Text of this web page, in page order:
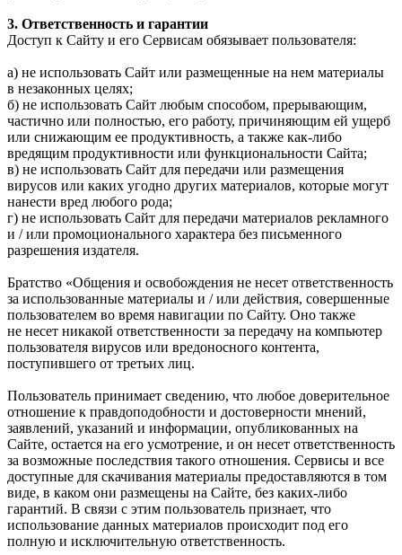
3. Ответственность и гарантии
Доступ к Сайту и его Сервисам обязывает пользователя:
а) не использовать Сайт или размещенные на нем материалы
в незаконных целях;
б) не использовать Сайт любым способом, прерывающим,
частично или полностью, его работу, причиняющим ей ущерб
или снижающим ее продуктивность, а также как-либо
вредящим продуктивности или функциональности Сайта;
в) не использовать Сайт для передачи или размещения
вирусов или каких угодно других материалов, которые могут
нанести вред любого рода;
г) не использовать Сайт для передачи материалов рекламного
и / или промоционального характера без письменного
разрешения издателя.
Братство «Общения и освобождения не несет ответственность
за использованные материалы и / или действия, совершенные
пользователем во время навигации по Сайту. Оно также
не несет никакой ответственности за передачу на компьютер
пользователя вирусов или вредоносного контента,
поступившего от третьих лиц.
Пользователь принимает сведению, что любое доверительное
отношение к правдоподобности и достоверности мнений,
заявлений, указаний и информации, опубликованных на
Сайте, остается на его усмотрение, и он несет ответственность
за возможные последствия такого отношения. Сервисы и все
доступные для скачивания материалы предоставляются в том
виде, в каком они размещены на Сайте, без каких-либо
гарантий. В связи с этим пользователь признает, что
использование данных материалов происходит под его
полную и исключительную ответственность.